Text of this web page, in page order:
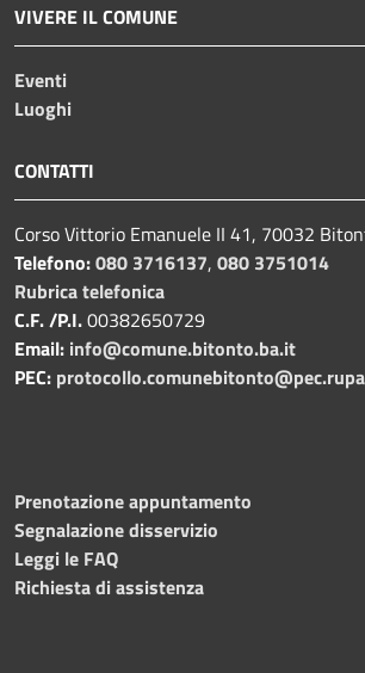
VIVERE IL COMUNE
Eventi
Luoghi
CONTATTI
Corso Vittorio Emanuele II 41, 70032
Telefono:080 3716137, 080 3751014
Rubrica telefonica
C.F. /P.I.00382650729
Email: info@comune.bitonto.ba.it
PEC:
Prenotazione appuntamento
Segnalazione disservizio
Leggi le FAQ
Richiesta di assistenza